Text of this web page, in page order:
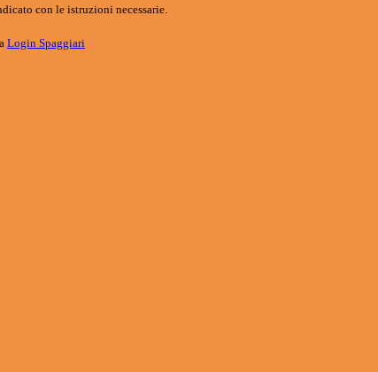
con le istruzioni necessarie.
Login Spaggiari